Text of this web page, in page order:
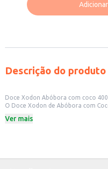
Descrição do produto
Doce Xodon Abóbora com coco
O Doce Xodon de Abóbora com
consumo doméstico, pode ser
Combine com queijos para um
Ver mais